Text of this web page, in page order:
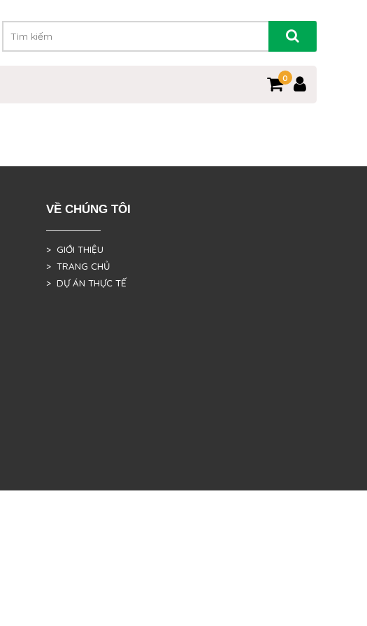
0
VỀ CHÚNG TÔI
> GIỚI THIỆU
> TRANG CHỦ
> DỰ ÁN THỰC TẾ